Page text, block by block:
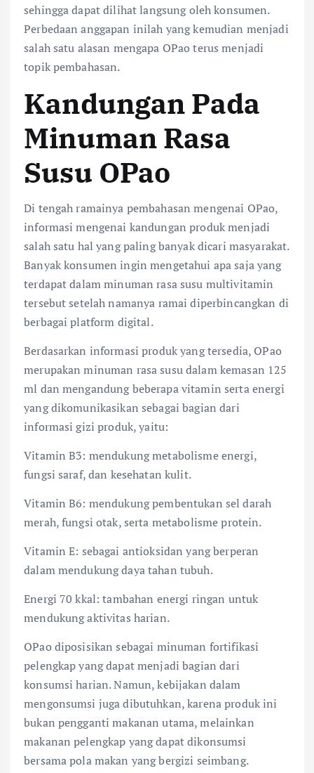
sehingga dapat dilihat langsung oleh konsumen.
Perbedaan anggapan inilah yang kemudian menjadi
salah satu alasan mengapa OPao terus menjadi
topik pembahasan.
Kandungan Pada
Minuman Rasa
Susu OPao
Di tengah ramainya pembahasan mengenai OPao,
informasi mengenai kandungan produk menjadi
salah satu hal yang paling banyak dicari masyarakat.
Banyak konsumen ingin mengetahui apa saja yang
terdapat dalam minuman rasa susu multivitamin
tersebut setelah namanya ramai diperbincangkan di
berbagai platform digital.
Berdasarkan informasi produk yang tersedia, OPao
merupakan minuman rasa susu dalam kemasan 125
ml dan mengandung beberapa vitamin serta energi
yang dikomunikasikan sebagai bagian dari
informasi gizi produk, yaitu:
Vitamin B3: mendukung metabolisme energi,
fungsi saraf, dan kesehatan kulit.
Vitamin B6: mendukung pembentukan sel darah
merah, fungsi otak, serta metabolisme protein.
Vitamin E: sebagai antioksidan yang berperan
dalam mendukung daya tahan tubuh.
Energi 70 kkal: tambahan energi ringan untuk
mendukung aktivitas harian.
OPao diposisikan sebagai minuman fortifikasi
pelengkap yang dapat menjadi bagian dari
konsumsi harian. Namun, kebijakan dalam
mengonsumsi juga dibutuhkan, karena produk ini
bukan pengganti makanan utama, melainkan
makanan pelengkap yang dapat dikonsumsi
bersama pola makan yang bergizi seimbang.